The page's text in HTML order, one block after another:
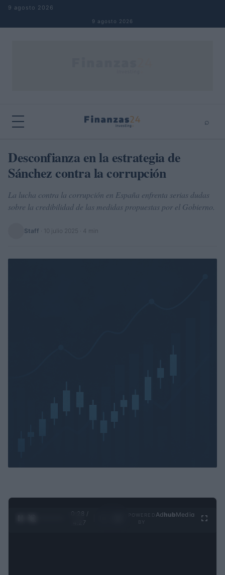
Saltar al contenido
9 agosto 2026
9 agosto 2026
⌕
Buscar
Desconfianza en la estrategia de
Sánchez contra la corrupción
La lucha contra la corrupción en España enfrenta serias dudas
sobre la credibilidad de las medidas propuestas por el Gobierno.
Staff 10 julio 2025 · 4 min
0:29 /
4:27
Ad hubMedia